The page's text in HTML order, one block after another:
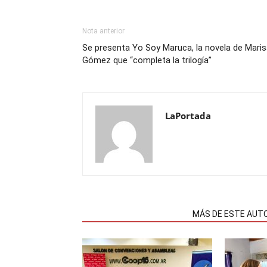
Nota anterior
Se presenta Yo Soy Maruca, la novela de
Gómez que “completa la trilogía”
LaPortada
MÁS DE ESTE